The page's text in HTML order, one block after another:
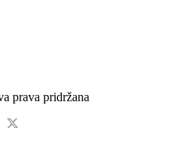
prava pridržana